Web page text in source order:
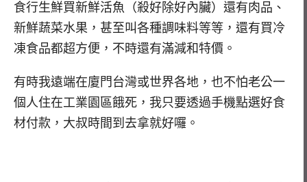
食行生鮮買新鮮活魚（殺好除好內臟）還有肉品、
新鮮蔬菜水果，甚至叫各種調味料等等，還有買冷
凍食品都超方便，不時還有滿減和特價。
有時我遠端在廈門台灣或世界各地，也不怕老公一
個人住在工業園區餓死，我只要透過手機點選好食
材付款，大叔時間到去拿就好囉。